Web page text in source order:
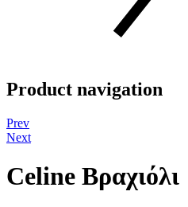
Product navigation
Prev
Next
Celine Βραχιόλι